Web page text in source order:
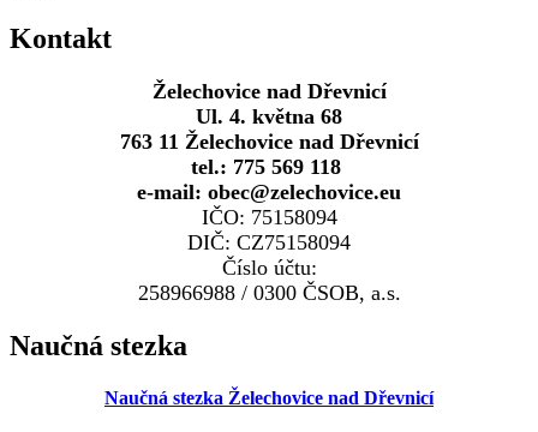
Kontakt
Želechovice nad Dřevnicí
Ul. 4. května 68
763 11 Želechovice nad Dřevnicí
tel.: 775 569 118
e-mail: obec@zelechovice.eu
IČO: 75158094
DIČ: CZ75158094
Číslo účtu:
258966988 / 0300 ČSOB, a.s.
Naučná stezka
Naučná stezka Želechovice nad Dřevnicí